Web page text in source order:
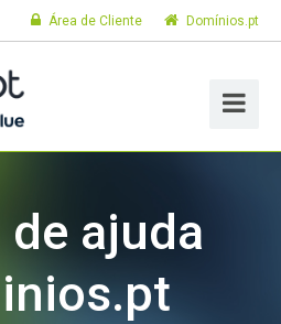
Domínios.pt
Área de Cliente
ajuda